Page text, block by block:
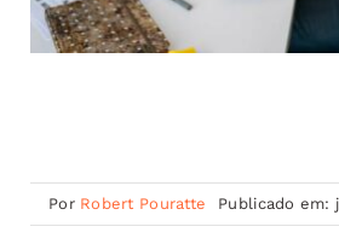
Por Robert Pouratte Publicado em: